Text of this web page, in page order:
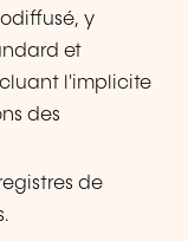
y
et
l'implicite
des
de